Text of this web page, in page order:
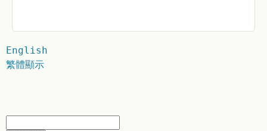
English
繁體顯示